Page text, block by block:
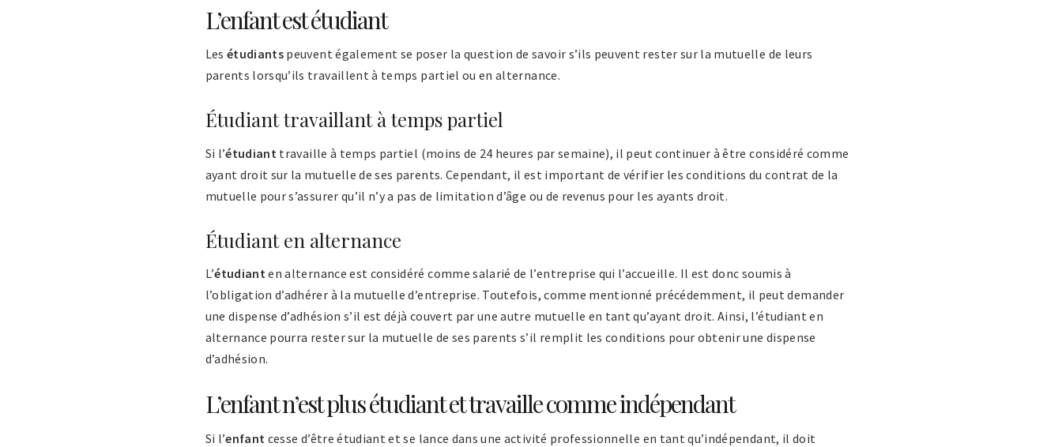
L’enfant est étudiant
Les étudiants peuvent également se poser la question de savoir s’ils peuvent rester sur la mutuelle de leurs
parents lorsqu’ils travaillent à temps partiel ou en alternance.
Étudiant travaillant à temps partiel
Si l’étudiant travaille à temps partiel (moins de 24 heures par semaine), il peut continuer à être considéré comme
ayant droit sur la mutuelle de ses parents. Cependant, il est important de vérifier les conditions du contrat de la
mutuelle pour s’assurer qu’il n’y a pas de limitation d’âge ou de revenus pour les ayants droit.
Étudiant en alternance
L’étudianten alternance est considéré comme salarié de l’entreprise qui l’accueille. Il est donc soumis à
l’obligation d’adhérer à la mutuelle d’entreprise. Toutefois, comme mentionné précédemment, il peut demander
une dispense d’adhésion s’il est déjà couvert par une autre mutuelle en tant qu’ayant droit. Ainsi, l’étudiant en
alternance pourra rester sur la mutuelle de ses parents s’il remplit les conditions pour obtenir une dispense
d’adhésion.
L’enfant n’est plus étudiant et travaille comme indépendant
Si l’enfant cesse d’être étudiant et se lance dans une activité professionnelle en tant qu’indépendant, il doit